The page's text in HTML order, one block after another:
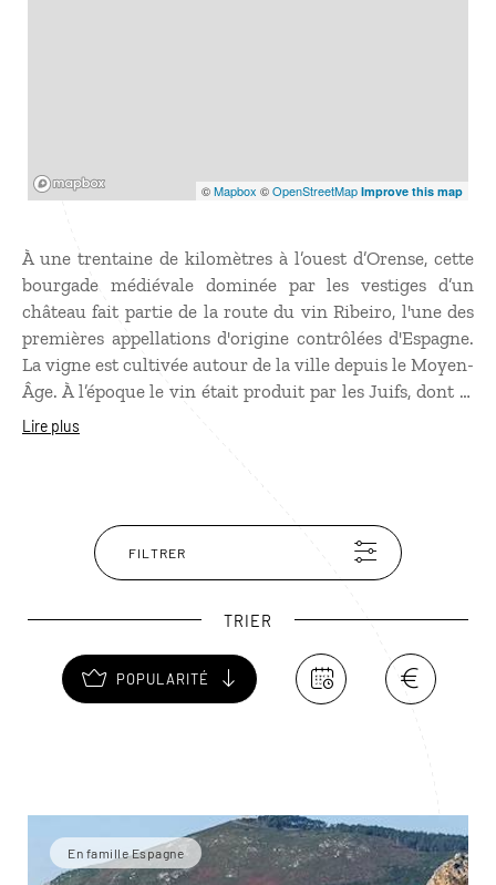
©Mapbox ©OpenStreetMap Improve this map
À une trentaine de kilomètres à l’ouest d’Orense, cette
bourgade médiévale dominée par les vestiges d’un
château fait partie de la route du vin Ribeiro, l'une des
premières appellations d'origine contrôlées d'Espagne.
La vigne est cultivée autour de la ville depuis le Moyen-
Âge. À l’époque le vin était produit par les Juifs, dont la
communauté était très importante à Ribadavia. La ville
ouverts à la visite.
Lire plus
FILTRER
TRIER
POPULARITÉ
En famille Espagne